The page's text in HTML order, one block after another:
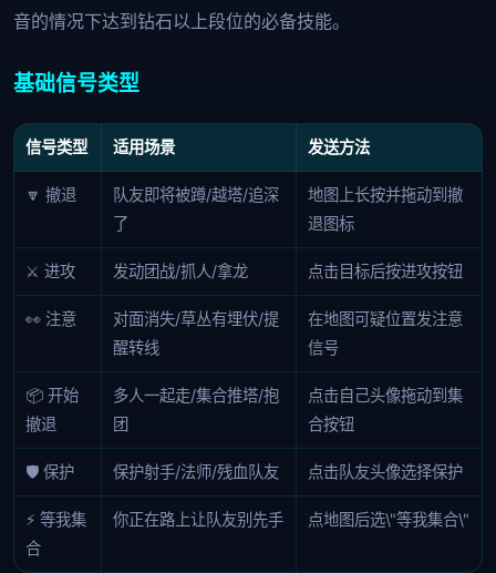
音的情况下达到钻石以上段位的必备技能。
基础信号类型
信号类型 适用场景 发送方法
🔽 撤退
队友即将被蹲/越塔/追深
了
地图上长按并拖动到撤
退图标
⚔️ 进攻 发动团战/抓人/拿龙 点击目标后按进攻按钮
👀 注意
对面消失/草丛有埋伏/提
醒转线
在地图可疑位置发注意
信号
📦 开始
撤退
多人一起走/集合推塔/抱
团
点击自己头像拖动到集
合按钮
🛡️ 保护 保护射手/法师/残血队友 点击队友头像选择保护
⚡ 等我集
合
你正在路上让队友别先手 点地图后选\"等我集合\"